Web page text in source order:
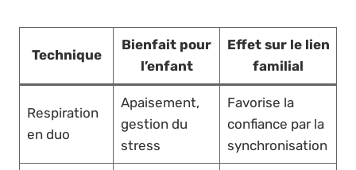
Technique
Bienfait pour
l’enfant
Effet sur le lien
familial
Respiration
en duo
Apaisement,
gestion du
stress
Favorise la
confiance par la
synchronisation